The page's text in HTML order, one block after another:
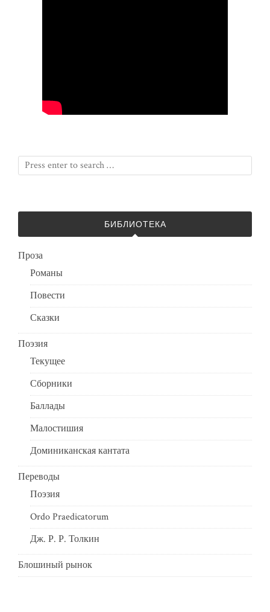
БИБЛИОТЕКА
Проза
Романы
Повести
Сказки
Поэзия
Текущее
Сборники
Баллады
Малостишия
Доминиканская кантата
Переводы
Поэзия
Ordo Praedicatorum
Дж. Р. Р. Толкин
Блошиный рынок